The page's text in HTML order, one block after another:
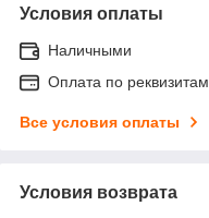
Условия оплаты
Наличными
Оплата по реквизитам
Все условия оплаты
Условия возврата